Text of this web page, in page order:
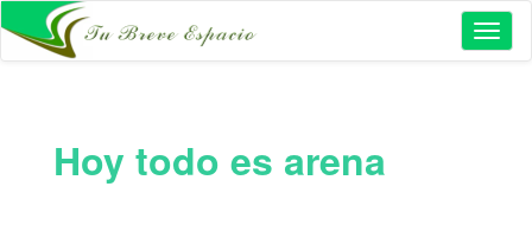
Hoy todo es arena